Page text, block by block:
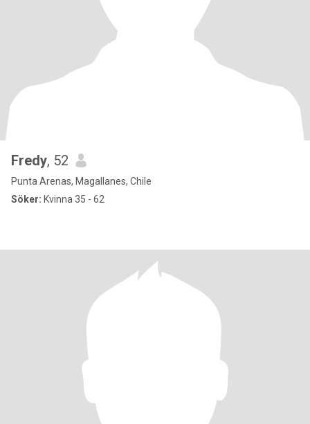
Fredy, 52
Punta Arenas, Magallanes, Chile
Söker: Kvinna 35 - 62